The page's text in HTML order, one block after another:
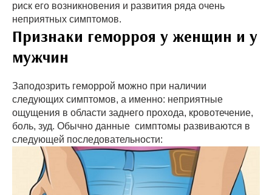
риск его возникновения и развития ряда очень
неприятных симптомов.
Признаки геморроя у женщин и у
мужчин
Заподозрить геморрой можно при наличии
следующих симптомов, а именно: неприятные
ощущения в области заднего прохода, кровотечение,
боль, зуд. Обычно данные симптомы развиваются в
следующей последовательности: